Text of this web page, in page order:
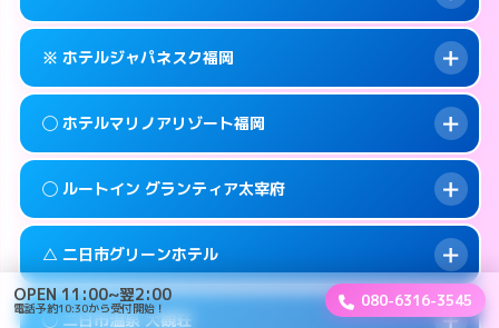
info このホテルの詳細ページを見る →
smartphone 092-592-0033
map 春日市上白水8-152
info このホテルの詳細ページを見る →
案内方法: 女性が直接お部屋まで伺います。
smartphone 092-642-0101
map 福岡市東区箱崎7-10-65
info このホテルの詳細ページを見る →
案内方法: カードキーにつきホテルの入り口で
待ち合わせ。
info このホテルの詳細ページを見る →
※ ホテルジャパネスク福岡
案内方法:
カードキーにつきホテルの入り口で
待ち合わせ。
map 福岡市東区箱崎6-18−12
info このホテルの詳細ページを見る →
◯ ホテルマリノアリゾート福岡
案内方法:
女性が直接お部屋まで伺います。
smartphone 092-895-5511
map 福岡市西区小戸2-12-43
◯ ルートイン グランティア太宰府
交通費:3,000円
案内方法:女性が直接お部屋まで伺います。
△ 二日市グリーンホテル
◯ 二日市温泉 大観荘
OPEN 11:00~翌2:00
電話予約10:30から受付開始！ 080-6316-3545